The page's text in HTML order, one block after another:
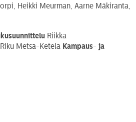
Heikki Meurman, Aarne Mäkiranta,
Riikka
Metsä-Ketelä Kampaus- ja